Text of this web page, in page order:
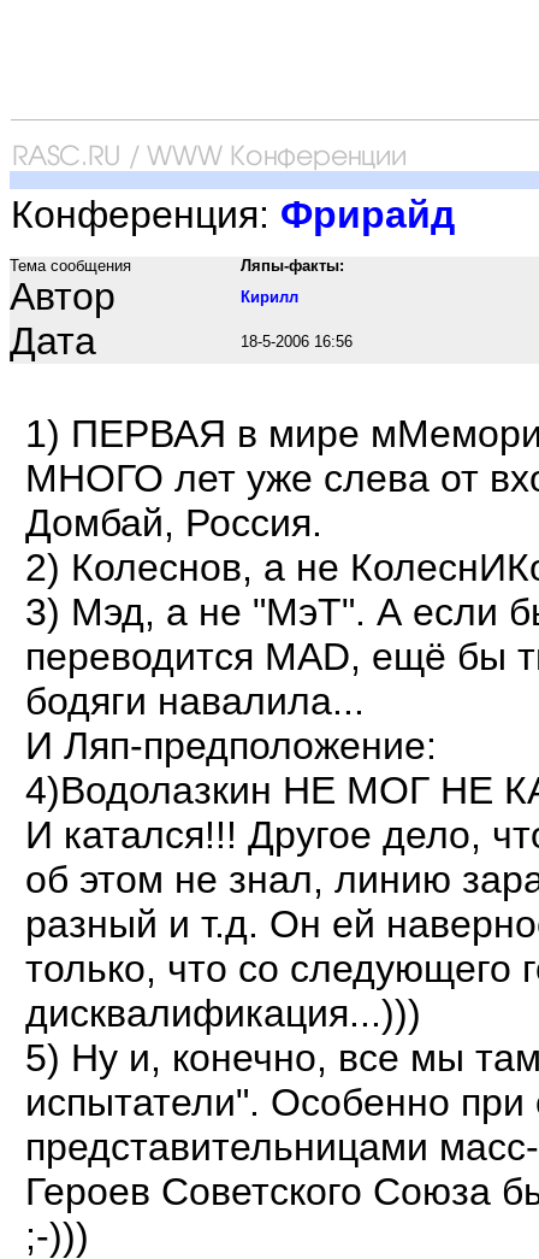
Конференция: Фрирайд
Тема сообщения Ляпы-факты:
Автор Кирилл
Дата 18-5-2006 16:56
1) ПЕРВАЯ в мире
МНОГО лет уже слева от
Домбай, Россия.
2) Колеснов, а не
3) Мэд, а не "МэТ". А если
переводится MAD, ещё бы
бодяги навалила...
И Ляп-предположение:
4)Водолазкин НЕ МОГ НЕ
И катался!!! Другое дело,
об этом не знал, линию
разный и т.д. Он ей
только, что со следующего
дисквалификация...)))
5) Ну и, конечно, все мы
испытатели". Особенно
представительницами
Героев Советского Союза
;-)))